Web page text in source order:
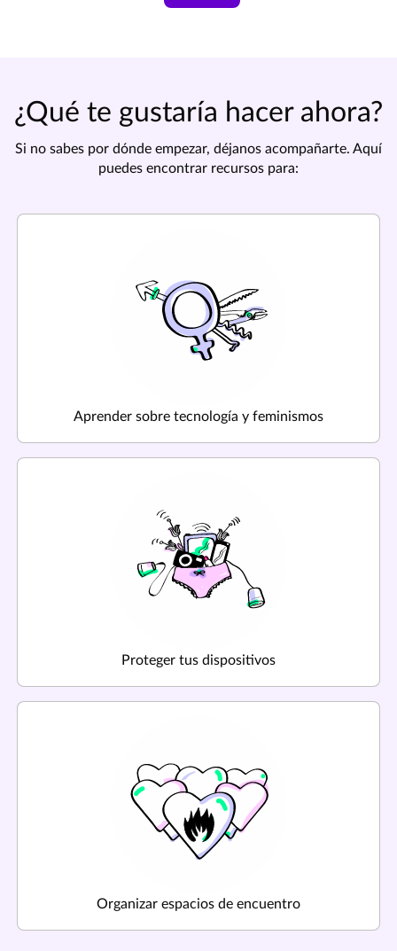
¿Qué te gustaría hacer ahora?
Si no sabes por dónde empezar, déjanos acompañarte. Aquí
puedes encontrar recursos para:
Aprender sobre tecnología y feminismos
Proteger tus dispositivos
Organizar espacios de encuentro